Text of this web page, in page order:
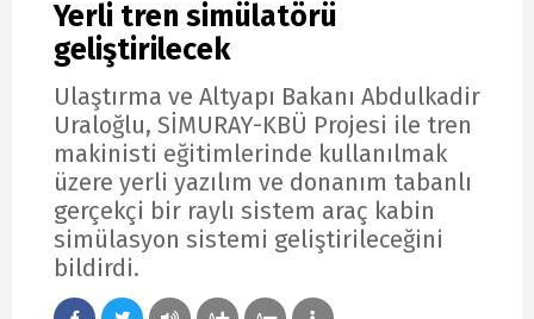
Yerli tren simülatörü
geliştirilecek
Ulaştırma ve Altyapı Bakanı Abdulkadir
Uraloğlu, SİMURAY-KBÜ Projesi ile tren
makinisti eğitimlerinde kullanılmak
üzere yerli yazılım ve donanım tabanlı
gerçekçi bir raylı sistem araç kabin
simülasyon sistemi geliştirileceğini
bildirdi.